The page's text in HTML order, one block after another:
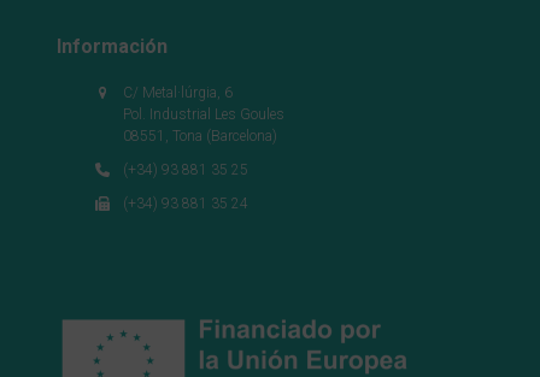
Información
C/ Metal·lúrgia, 6
Pol. Industrial Les Goules
08551, Tona (Barcelona)
(+34) 93 881 35 25
(+34) 93 881 35 24